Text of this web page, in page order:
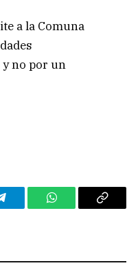
a la Comuna
no por un
Telegram WhatsAppCopy